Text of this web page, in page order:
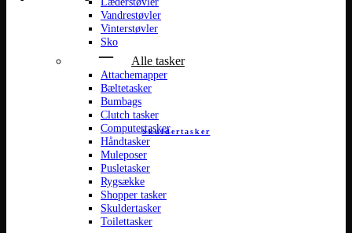
Vandrestøvler
Vinterstøvler
Sko
Alle tasker
Attachemapper
Bæltetasker
Bumbags
Clutch tasker
Computertasker
Håndtasker
Muleposer
Pusletasker
Rygsække
Shopper tasker
Skuldertasker
Toilettasker
Skuldertasker